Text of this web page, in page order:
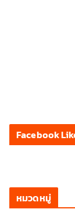
Facebook
หมวดหมู่